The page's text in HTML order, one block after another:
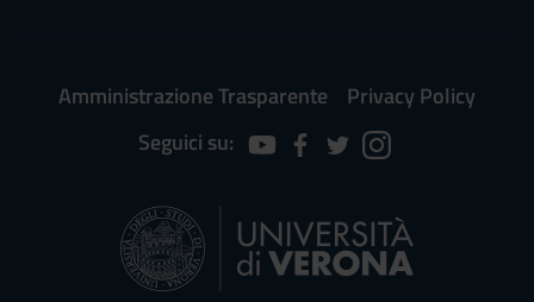
Amministrazione Trasparente
Privacy Policy
Seguici su: